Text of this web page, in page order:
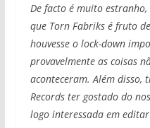
De facto é muito
que Torn Fabriks é fruto
houvesse o lock-down
provavelmente as coisas
aconteceram. Além disso,
Records ter gostado do
logo interessada em